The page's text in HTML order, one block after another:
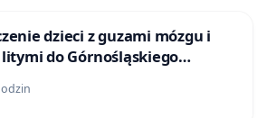
dzieci z guzami mózgu i
do Górnośląskiego
Dziecka w Katowicach